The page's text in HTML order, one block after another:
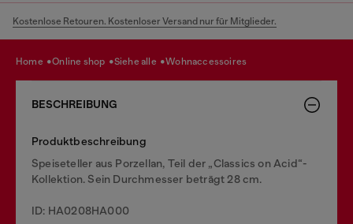
Kostenlose Retouren. Kostenloser Versand nur für Mitglieder.
home online shop siehe alle wohnaccessoires
BESCHREIBUNG
Produktbeschreibung
Speiseteller aus Porzellan, Teil der „Classics on Acid“-
Kollektion. Sein Durchmesser beträgt 28 cm.
ID: HA0208HA000